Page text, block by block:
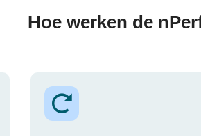
Hoe werken de